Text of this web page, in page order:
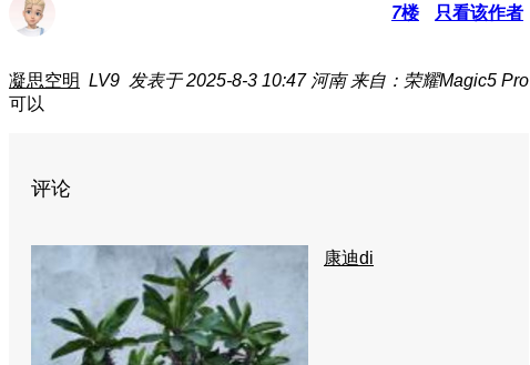
7楼 只看该作者
凝思空明 LV9 发表于 2025-8-3 10:47 河南 来自：荣耀Magic5 Pro
可以
评论
康迪di